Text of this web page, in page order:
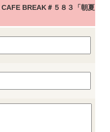
BREAK＃５８３「朝夏